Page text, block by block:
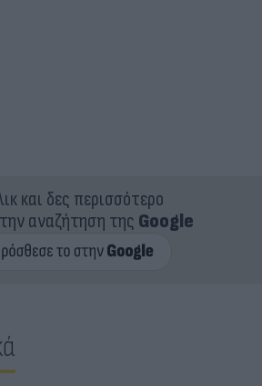
και δες περισσότερο
αναζήτηση της Google